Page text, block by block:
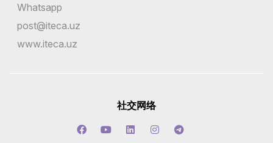
Whatsapp
post@iteca.uz
www.iteca.uz
社交网络